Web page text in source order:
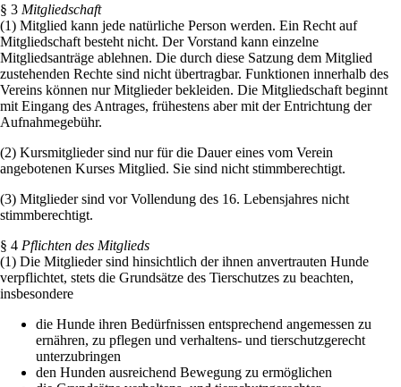
§ 3 Mitgliedschaft
(1) Mitglied kann jede natürliche Person werden. Ein Recht auf
Mitgliedschaft besteht nicht. Der Vorstand kann einzelne
Mitgliedsanträge ablehnen. Die durch diese Satzung dem Mitglied
zustehenden Rechte sind nicht übertragbar. Funktionen innerhalb des
Vereins können nur Mitglieder bekleiden. Die Mitgliedschaft beginnt
mit Eingang des Antrages, frühestens aber mit der Entrichtung der
Aufnahmegebühr.
(2) Kursmitglieder sind nur für die Dauer eines vom Verein
angebotenen Kurses Mitglied. Sie sind nicht stimmberechtigt.
(3) Mitglieder sind vor Vollendung des 16. Lebensjahres nicht
stimmberechtigt.
§ 4 Pflichten des Mitglieds
(1) Die Mitglieder sind hinsichtlich der ihnen anvertrauten Hunde
verpflichtet, stets die Grundsätze des Tierschutzes zu beachten,
insbesondere
die Hunde ihren Bedürfnissen entsprechend angemessen zu
ernähren, zu pflegen und verhaltens- und tierschutzgerecht
unterzubringen
den Hunden ausreichend Bewegung zu ermöglichen